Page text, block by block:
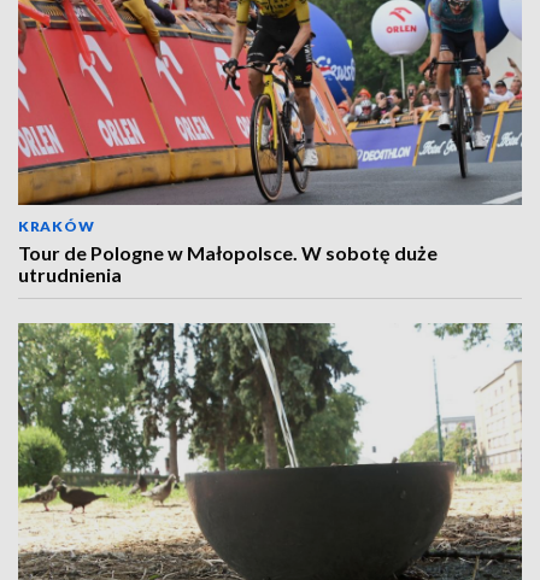
KRAKÓW
Tour de Pologne w Małopolsce. W sobotę duże
utrudnienia